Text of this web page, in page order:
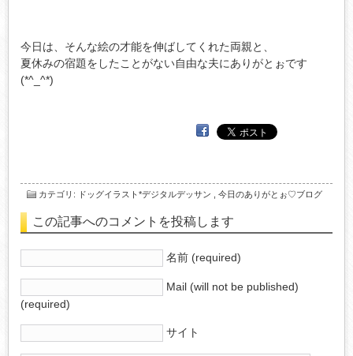
今日は、そんな絵の才能を伸ばしてくれた両親と、
夏休みの宿題をしたことがない自由な夫にありがとぉです
(*^_^*)
カテゴリ : ドッグイラスト*デジタルデッサン 今日のありがとぉ♡ブログ
この記事へのコメントを投稿します
名前 (required)
Mail (will not be published)
(required)
サイト